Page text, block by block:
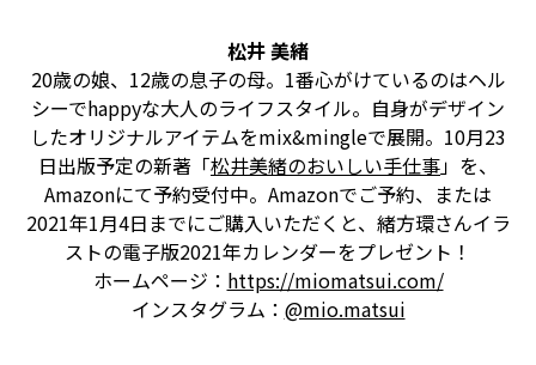
松井 美緒
20歳の娘、12歳の息子の母。1番心がけているのはヘル
シーでhappyな大人のライフスタイル。自身がデザイン
したオリジナルアイテムをmix&mingleで展開。10月23
日出版予定の新著「松井美緒のおいしい手仕事」を、
Amazonにて予約受付中。Amazonでご予約、または
2021年1月4日までにご購入いただくと、緒方環さんイラ
ストの電子版2021年カレンダーをプレゼント！
ホームページ： https://miomatsui.com/
インスタグラム： @mio.matsui